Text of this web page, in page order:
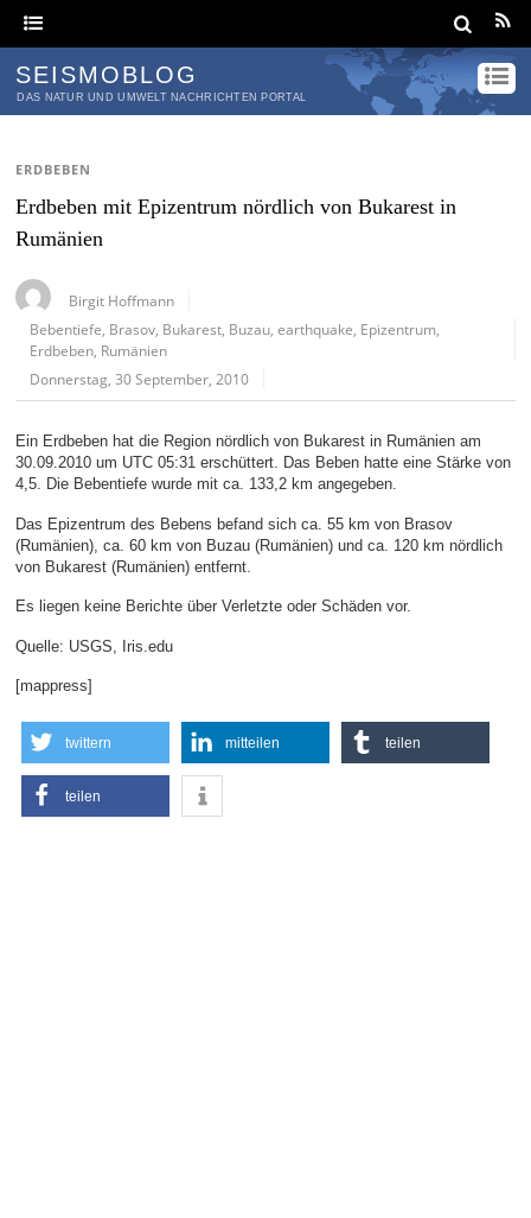
SEISMOBLOG
DAS NATUR UND UMWELT NACHRICHTEN PORTAL
ERDBEBEN
Erdbeben mit Epizentrum nördlich von Bukarest in
Rumänien
Birgit Hoffmann
Bebentiefe Brasov Bukarest Buzau ,earthquake Epizentrum
Erdbeben Rumänien
Donnerstag, 30 September, 2010
Ein Erdbeben hat die Region nördlich von Bukarest in Rumänien am
30.09.2010 um UTC 05:31 erschüttert. Das Beben hatte eine Stärke von
4,5. Die Bebentiefe wurde mit ca. 133,2 km angegeben.
Das Epizentrum des Bebens befand sich ca. 55 km von Brasov
(Rumänien), ca. 60 km von Buzau (Rumänien) und ca. 120 km nördlich
von Bukarest (Rumänien) entfernt.
Es liegen keine Berichte über Verletzte oder Schäden vor.
Quelle: USGS, Iris.edu
[mappress]
twittern mitteilen teilen
teilen